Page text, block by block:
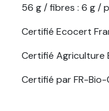
56 g / fibres : 6 g /
Certifié Ecocert
Certifié Agriculture
Certifié par FR-Bio-